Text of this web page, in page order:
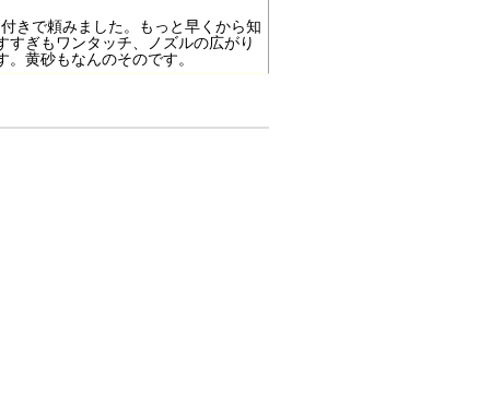
きで頼みました。もっと早くから知
すぎもワンタッチ、ノズルの広がり
黄砂もなんのそのです。